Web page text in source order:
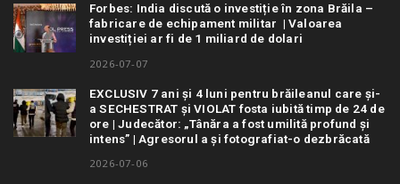
Forbes: India discută o investiție în zona Brăila –
fabricare de echipament militar | Valoarea
investiției ar fi de 1 miliard de dolari
2026-07-07
EXCLUSIV 7 ani și 4 luni pentru brăileanul care și-
a SECHESTRAT și VIOLAT fosta iubită timp de 24 de
ore | Judecător: „Tânăra a fost umilită profund și
intens” | Agresorul a și fotografiat-o dezbrăcată
2026-07-06